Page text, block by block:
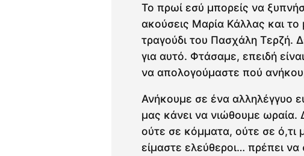
Το πρωί εσύ μπορείς να
ακούσεις Μαρία Κάλλας και το
τραγούδι του Πασχάλη Τερζή.
για αυτό. Φτάσαμε, επειδή
να απολογούμαστε πού
Ανήκουμε σε ένα αλληλέγγυο
μας κάνει να νιώθουμε
ούτε σε κόμματα, ούτε σε ό,τι
είμαστε ελεύθεροι… πρέπει